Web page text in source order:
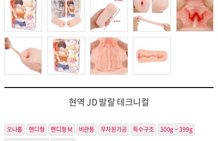
현역 JD 발랄 테크니컬
오나홀 핸디형 핸디형 M 비관통 무차원가공 특수구조
300g ~ 399g